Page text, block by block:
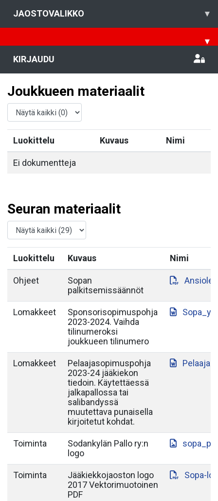
JAOSTOVALIKKO ▾
▾
KIRJAUDU
Joukkueen materiaalit
Luokittelu Kuvaus Nimi
Ei dokumentteja
Seuran materiaalit
Luokittelu Kuvaus Nimi
Ohjeet
Sopan
palkitsemissäännöt
Lomakkeet
Sponsorisopimuspohja
2023-2024. Vaihda
tilinumeroksi
joukkueen tilinumero
Lomakkeet
Pelaajasopimuspohja
2023-24 jääkiekon
tiedoin. Käytettäessä
jalkapallossa tai
salibandyssä
muutettava punaisella
kirjoitetut kohdat.
Toiminta
Sodankylän Pallo ry:n
logo
Toiminta
Jääkiekkojaoston logo
2017 Vektorimuotoinen
PDF
Sopa-